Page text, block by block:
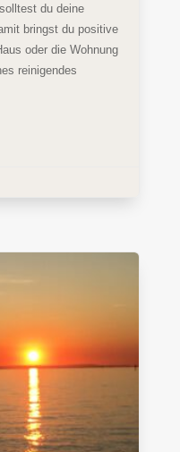
du deine
bringst du positive
oder die Wohnung
reinigendes